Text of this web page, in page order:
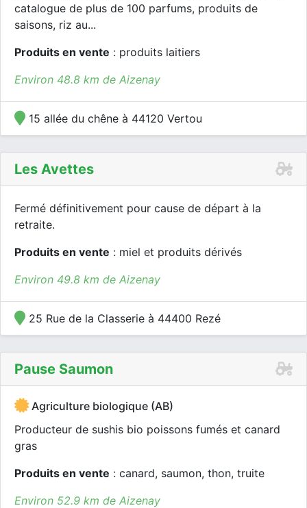
catalogue de plus de 100 parfums, produits de
saisons, riz au...
Produits en vente : produits laitiers
Environ 48.8 km de Aizenay
15 allée du chêne à 44120 Vertou
Les Avettes
Fermé définitivement pour cause de départ à la
retraite.
Produits en vente : miel et produits dérivés
Environ 49.8 km de Aizenay
25 Rue de la Classerie à 44400 Rezé
Pause Saumon
Agriculture biologique (AB)
Producteur de sushis bio poissons fumés et canard
gras
Produits en vente : canard, saumon, thon, truite
Environ 52.9 km de Aizenay